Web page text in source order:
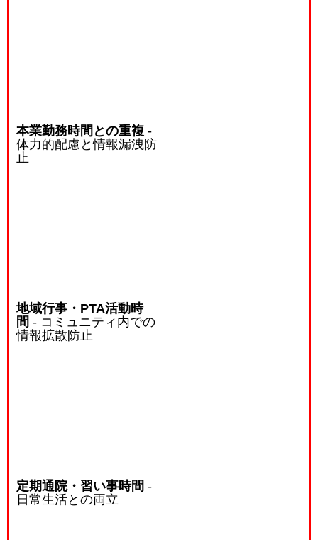
本業勤務時間との重複 -
体力的配慮と情報漏洩防
止
地域行事・PTA活動時
間 - コミュニティ内での
情報拡散防止
定期通院・習い事時間 -
日常生活との両立